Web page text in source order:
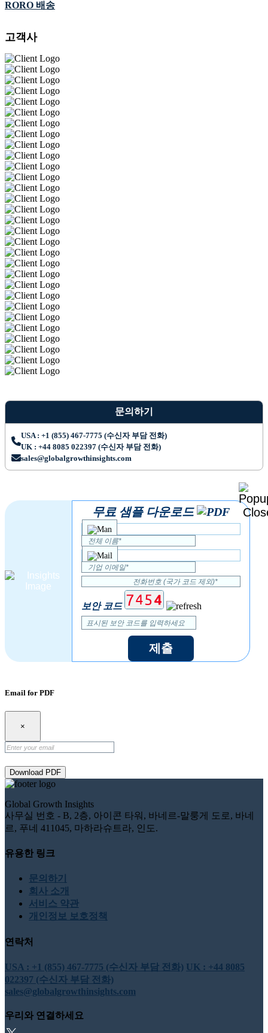
RORO 배송
고객사
문의하기
USA : +1 (855) 467-7775 (수신자 부담 전화)
UK : +44 8085 022397 (수신자 부담 전화)
sales@globalgrowthinsights.com
무료 샘플 다운로드
보안 코드
제출
Email for PDF
×
Download PDF
Global Growth Insights
사무실 번호 - B, 2층, 아이콘 타워, 바네르-말룽게 도로, 바네
르, 푸네 411045, 마하라슈트라, 인도.
유용한 링크
문의하기
회사 소개
서비스 약관
개인정보 보호정책
연락처
USA : +1 (855) 467-7775 (수신자 부담 전화) UK : +44 8085
022397 (수신자 부담 전화)
sales@globalgrowthinsights.com
우리와 연결하세요